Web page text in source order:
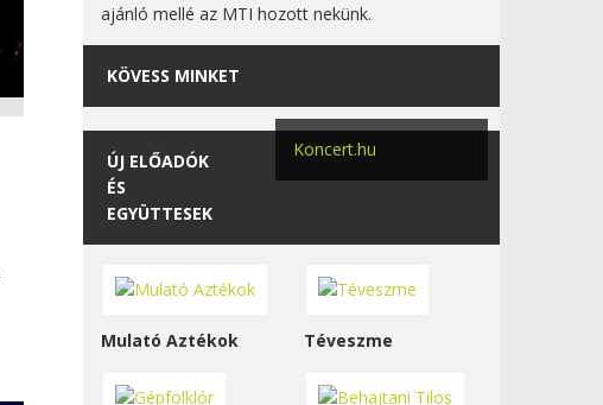
ajánló mellé az MTI hozott nekünk.
KÖVESS MINKET
Koncert.hu
ÚJ ELŐADÓK
ÉS
EGYÜTTESEK
Mulató Aztékok Téveszme